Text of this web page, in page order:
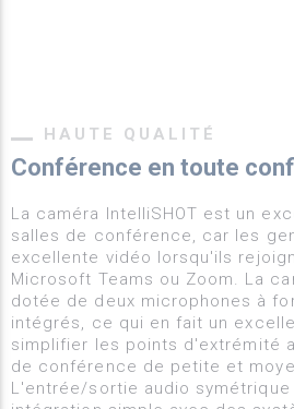
HAUTE QUALITÉ
Conférence en toute
La caméra IntelliSHOT est un
salles de conférence, car les
excellente vidéo lorsqu'ils
Microsoft Teams ou Zoom. La
dotée de deux microphones à
intégrés, ce qui en fait un
simplifier les points d'extrémité
de conférence de petite et
L'entrée/sortie audio symétrique